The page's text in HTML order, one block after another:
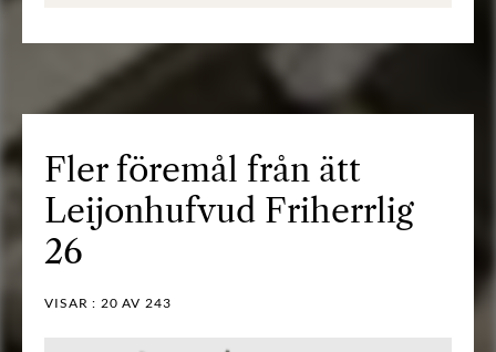
Fler föremål från ätt
Leijonhufvud Friherrlig
26
VISAR : 20 AV 243